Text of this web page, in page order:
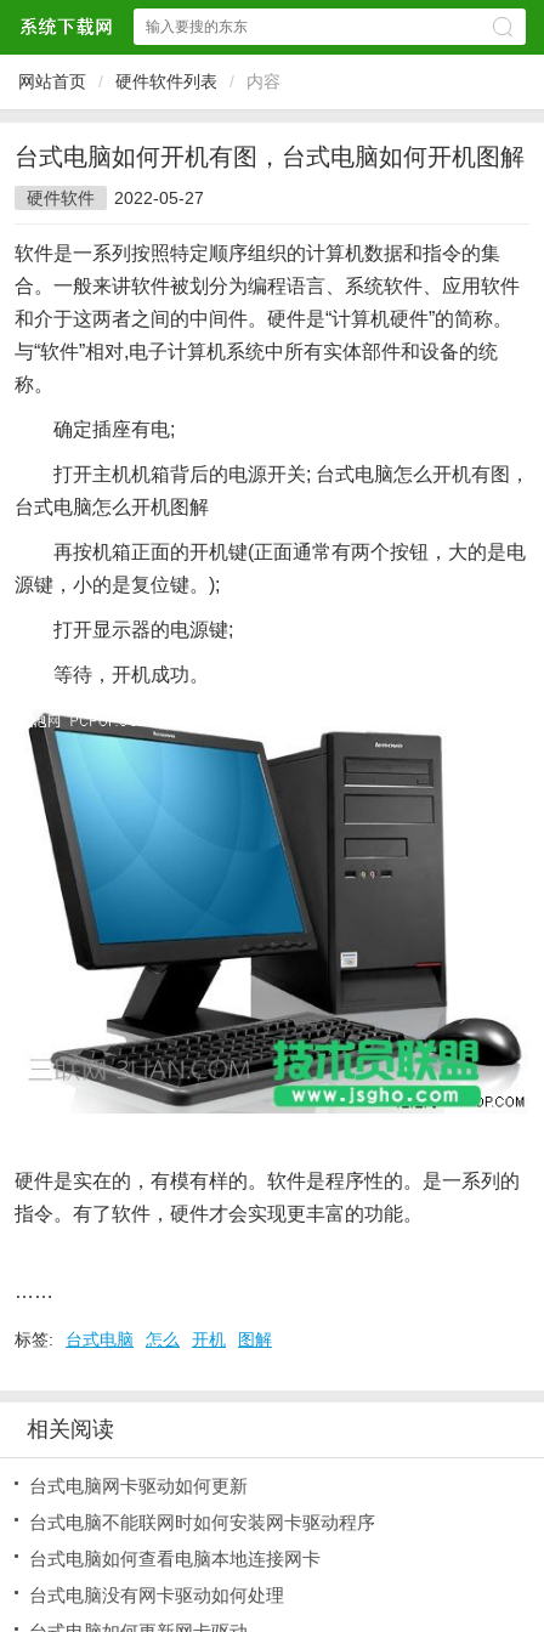
网站首页 / 硬件软件列表 / 内容
台式电脑如何开机有图，台式电脑如何开机图解
硬件软件 2022-05-27
软件是一系列按照特定顺序组织的计算机数据和指令的集
合。一般来讲软件被划分为编程语言、系统软件、应用软件
和介于这两者之间的中间件。硬件是“计算机硬件”的简称。
与“软件”相对,电子计算机系统中所有实体部件和设备的统
称。
确定插座有电;
打开主机机箱背后的电源开关; 台式电脑怎么开机有图，
台式电脑怎么开机图解
再按机箱正面的开机键(正面通常有两个按钮，大的是电
源键，小的是复位键。);
打开显示器的电源键;
等待，开机成功。
硬件是实在的，有模有样的。软件是程序性的。是一系列的
指令。有了软件，硬件才会实现更丰富的功能。
……
标签: 台式电脑 怎么 开机 图解
相关阅读
台式电脑网卡驱动如何更新
台式电脑不能联网时如何安装网卡驱动程序
台式电脑如何查看电脑本地连接网卡
台式电脑没有网卡驱动如何处理